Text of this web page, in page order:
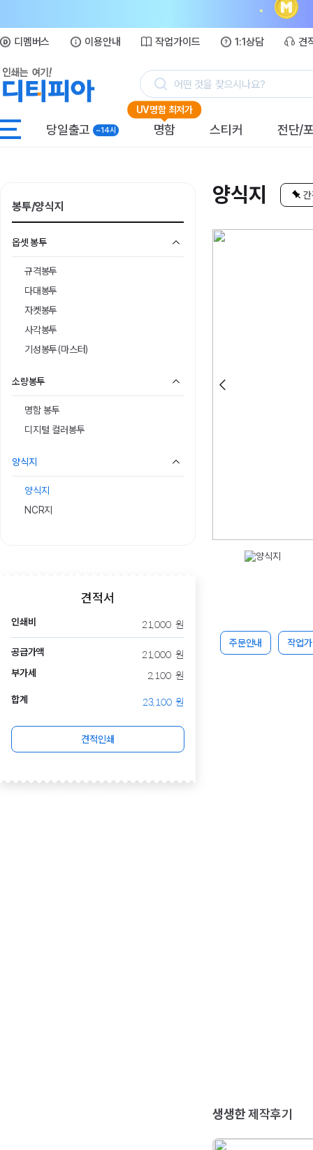
디멤버스 이용안내 작업가이드 1:1상담 견
어떤 것을 찾으시나요?
당일출고 ~14시
UV명함 최저가
명함 스티커 전단/
봉투/양식지
옵셋 봉투
규격봉투
다대봉투
자켓봉투
사각봉투
기성봉투(마스터)
소량봉투
명함 봉투
디지털 컬러봉투
양식지
양식지
NCR지
견적서
인쇄비 21,000 원
공급가액 21,000 원
부가세 2,100 원
합계 23,100 원
견적인쇄
양식지
주문안내 작업
생생한제작후기